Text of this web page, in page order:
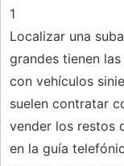
1
Localizar una
grandes tienen
con vehículos
suelen contratar
vender los restos
en la guía